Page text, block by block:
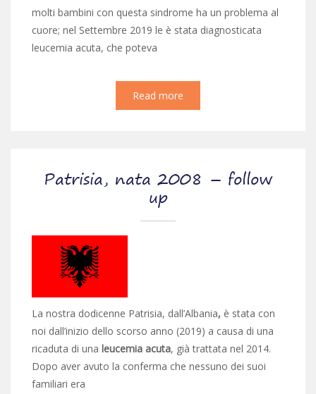
molti bambini con questa sindrome ha un problema al
cuore; nel Settembre 2019 le è stata diagnosticata
leucemia acuta, che poteva
Read more
Patrisia, nata 2008 – follow
up
La nostra dodicenne Patrisia, dall’Albania, è stata con
noi dall’inizio dello scorso anno (2019) a causa di una
ricaduta di una leucemia acuta, già trattata nel 2014.
Dopo aver avuto la conferma che nessuno dei suoi
familiari era